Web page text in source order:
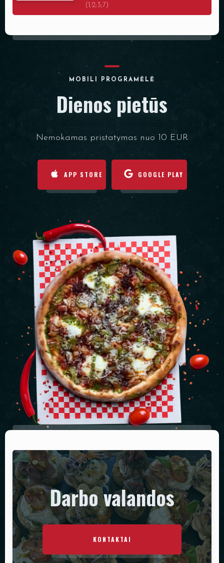
(1;2;3;7)
MOBILI PROGRAMĖLĖ
Dienos pietūs
Nemokamas pristatymas nuo 10 EUR
APP STORE GOOGLE PLAY
Darbo valandos
KONTAKTAI